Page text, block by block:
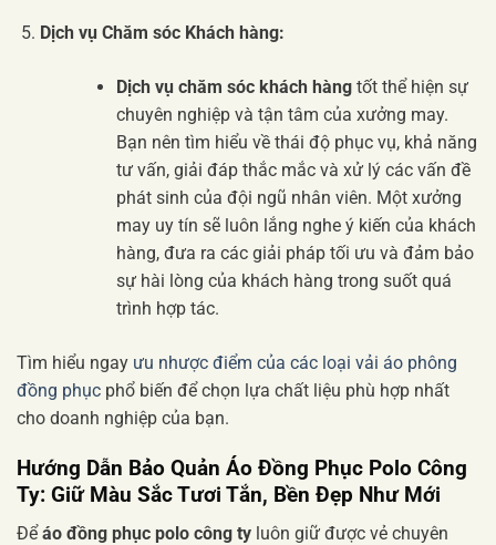
Dịch vụ Chăm sóc Khách hàng:
Dịch vụ chăm sóc khách hàngtốt thể hiện sự
chuyên nghiệp và tận tâm của xưởng may.
Bạn nên tìm hiểu về thái độ phục vụ, khả năng
tư vấn, giải đáp thắc mắc và xử lý các vấn đề
phát sinh của đội ngũ nhân viên. Một xưởng
may uy tín sẽ luôn lắng nghe ý kiến của khách
hàng, đưa ra các giải pháp tối ưu và đảm bảo
sự hài lòng của khách hàng trong suốt quá
trình hợp tác.
Tìm hiểu ngay ưu nhược điểm của các loại vải áo phông
đồng phục phổ biến để chọn lựa chất liệu phù hợp nhất
cho doanh nghiệp của bạn.
Hướng Dẫn Bảo Quản Áo Đồng Phục Polo Công
Ty: Giữ Màu Sắc Tươi Tắn, Bền Đẹp Như Mới
Đểáo đồng phục polo công ty luôn giữ được vẻ chuyên